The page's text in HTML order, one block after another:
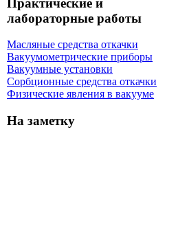
лабораторные работы
Масляные средства откачки
Вакуумометрические приборы
Вакуумные установки
Сорбционные средства откачки
Физические явления в вакууме
На заметку